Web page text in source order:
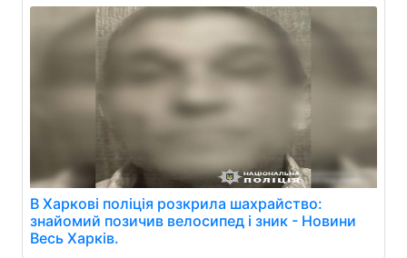
В Харкові поліція розкрила шахрайство:
знайомий позичив велосипед і зник - Новини
Весь Харків.